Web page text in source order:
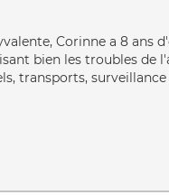
Corinne a 8 ans
bien les troubles de
transports,